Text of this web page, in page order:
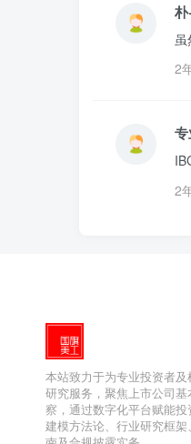
朴
虽
2
2
本站致力于为专业投资者
研究服务，聚焦上市公司
察，通过数字化平台赋能
建模方法论、行业研究框